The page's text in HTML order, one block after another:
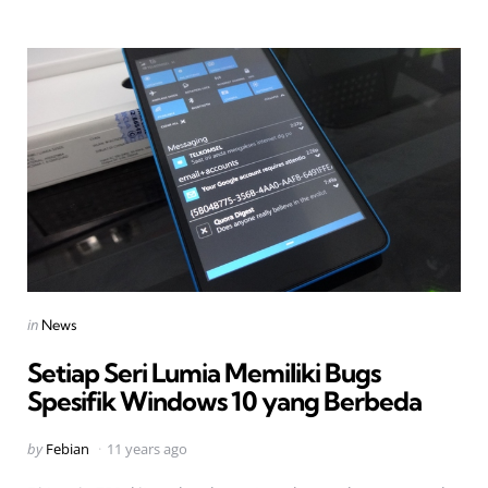
Categories
Posted
in News
Setiap Seri Lumia Memiliki Bugs
Spesifik Windows 10 yang Berbeda
Posted
by Febian 11 years ago